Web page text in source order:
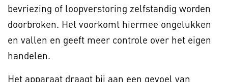
bevriezing of loopverstoring zelfstandig worden
doorbroken. Het voorkomt hiermee ongelukken
en vallen en geeft meer controle over het eigen
handelen.
Het apparaat draagt bij aan een gevoel van